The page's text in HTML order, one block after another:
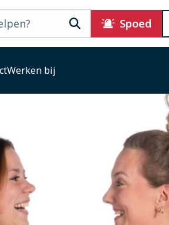
Zoeken Spoed
Werken bij